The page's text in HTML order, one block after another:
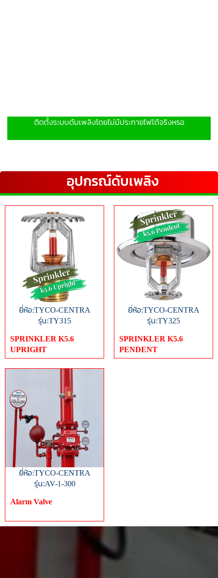
ติดตั้งระบบดับเพลิงโดยไม่มีประกายไฟได้จริงหรอ
อุปกรณ์ดับเพลิง
ยี่ห้อ:TYCO-CENTRA
รุ่น:TY315
SPRINKLER K5.6
UPRIGHT
ยี่ห้อ:TYCO-CENTRA
รุ่น:TY325
SPRINKLER K5.6
PENDENT
ยี่ห้อ:TYCO-CENTRA
รุ่น:AV-1-300
Alarm Valve